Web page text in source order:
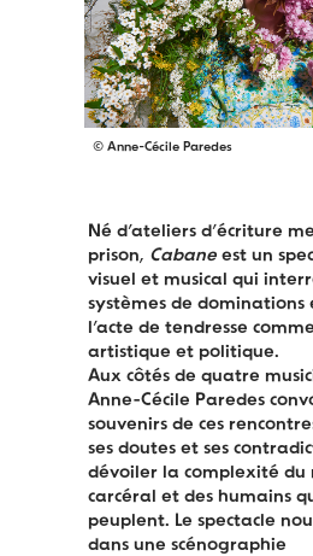
© Anne-Cécile Paredes
Né d’ateliers d’écriture
prison, Cabane est un
visuel et musical qui
systèmes de
l’acte de tendresse
artistique et politique.
Aux côtés de quatre
Anne-Cécile Paredes
souvenirs de ces
ses doutes et ses
dévoiler la complexité du
carcéral et des humains
peuplent. Le spectacle
dans une scénographie